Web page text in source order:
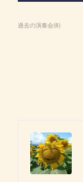
過去の演奏会(8)